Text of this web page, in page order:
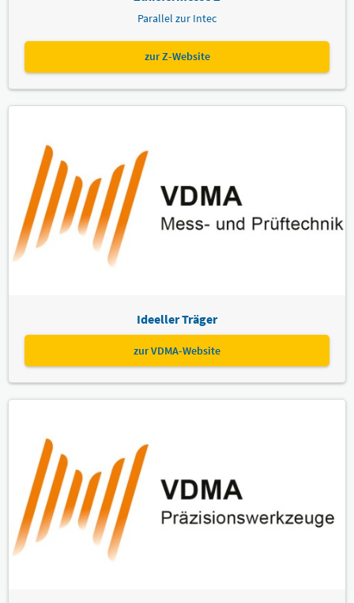
Parallel zur Intec
zur Z-Website
Ideeller Träger
zur VDMA-Website